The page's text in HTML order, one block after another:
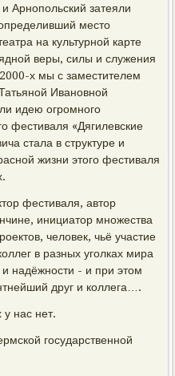
Арнопольский затеяли
место
на культурной карте
веры, силы и служения
х мы с заместителем
Ивановной
идею огромного
фестиваля «Дягилевские
стала в структуре и
жизни этого фестиваля
фестиваля, автор
инициатор множества
человек, чьё участие
в разных уголках мира
и надёжности - и при этом
друг и коллега….
нас нет.
государственной